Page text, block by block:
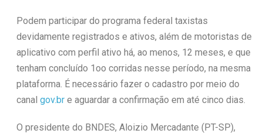
Podem participar do programa federal taxistas
devidamente registrados e ativos, além de motoristas de
aplicativo com perfil ativo há, ao menos, 12 meses, e que
tenham concluído 1oo corridas nesse período, na mesma
plataforma. É necessário fazer o cadastro por meio do
canal gov.bre aguardar a confirmação em até cinco dias.
O presidente do BNDES, Aloizio Mercadante (PT-SP),